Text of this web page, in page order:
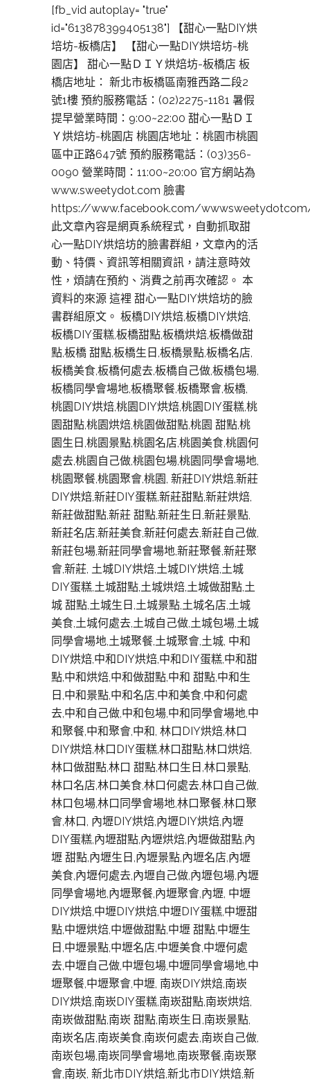
[fb_vid autoplay= "true"
id="613878399405138"] 【甜心一點DIY烘
培坊-板橋店】 【甜心一點DIY烘培坊-桃
園店】 甜心一點ＤＩＹ烘焙坊-板橋店 板
橋店地址： 新北市板橋區南雅西路二段2
號1樓 預約服務電話：(02)2275-1181 暑假
提早營業時間：9:00~22:00 甜心一點ＤＩ
Ｙ烘焙坊-桃園店 桃園店地址：桃園市桃園
區中正路647號 預約服務電話：(03)356-
0090 營業時間：11:00~20:00 官方網站為
www.sweetydot.com 臉書
https://www.facebook.com/
此文章內容是網頁系統程式，自動抓取甜
心一點DIY烘焙坊的臉書群組，文章內的活
動、特價、資訊等相關資訊，請注意時效
性，煩請在預約、消費之前再次確認。 本
資料的來源 這裡 甜心一點DIY烘焙坊的臉
書群組原文。 板橋DIY烘焙,板橋DIY烘焙,
板橋DIY蛋糕,板橋甜點,板橋烘焙,板橋做甜
點,板橋 甜點,板橋生日,板橋景點,板橋名店,
板橋美食,板橋何處去,板橋自己做,板橋包場,
板橋同學會場地,板橋聚餐,板橋聚會,板橋,
桃園DIY烘焙,桃園DIY烘焙,桃園DIY蛋糕,桃
園甜點,桃園烘焙,桃園做甜點,桃園 甜點,桃
園生日,桃園景點,桃園名店,桃園美食,桃園何
處去,桃園自己做,桃園包場,桃園同學會場地,
桃園聚餐,桃園聚會,桃園, 新莊DIY烘焙,新莊
DIY烘焙,新莊DIY蛋糕,新莊甜點,新莊烘焙,
新莊做甜點,新莊 甜點,新莊生日,新莊景點,
新莊名店,新莊美食,新莊何處去,新莊自己做,
新莊包場,新莊同學會場地,新莊聚餐,新莊聚
會,新莊, 土城DIY烘焙,土城DIY烘焙,土城
DIY蛋糕,土城甜點,土城烘焙,土城做甜點,土
城 甜點,土城生日,土城景點,土城名店,土城
美食,土城何處去,土城自己做,土城包場,土城
同學會場地,土城聚餐,土城聚會,土城, 中和
DIY烘焙,中和DIY烘焙,中和DIY蛋糕,中和甜
點,中和烘焙,中和做甜點,中和 甜點,中和生
日,中和景點,中和名店,中和美食,中和何處
去,中和自己做,中和包場,中和同學會場地,中
和聚餐,中和聚會,中和, 林口DIY烘焙,林口
DIY烘焙,林口DIY蛋糕,林口甜點,林口烘焙,
林口做甜點,林口 甜點,林口生日,林口景點,
林口名店,林口美食,林口何處去,林口自己做,
林口包場,林口同學會場地,林口聚餐,林口聚
會,林口, 內壢DIY烘焙,內壢DIY烘焙,內壢
DIY蛋糕,內壢甜點,內壢烘焙,內壢做甜點,內
壢 甜點,內壢生日,內壢景點,內壢名店,內壢
美食,內壢何處去,內壢自己做,內壢包場,內壢
同學會場地,內壢聚餐,內壢聚會,內壢, 中壢
DIY烘焙,中壢DIY烘焙,中壢DIY蛋糕,中壢甜
點,中壢烘焙,中壢做甜點,中壢 甜點,中壢生
日,中壢景點,中壢名店,中壢美食,中壢何處
去,中壢自己做,中壢包場,中壢同學會場地,中
壢聚餐,中壢聚會,中壢, 南崁DIY烘焙,南崁
DIY烘焙,南崁DIY蛋糕,南崁甜點,南崁烘焙,
南崁做甜點,南崁 甜點,南崁生日,南崁景點,
南崁名店,南崁美食,南崁何處去,南崁自己做,
南崁包場,南崁同學會場地,南崁聚餐,南崁聚
會,南崁, 新北市DIY烘焙,新北市DIY烘焙,新